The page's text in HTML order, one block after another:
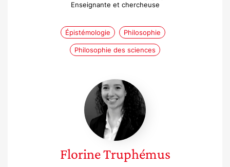
Enseignante et chercheuse
Épistémologie Philosophie
Philosophie des sciences
Florine
Truphémus
FlorineTruphémus